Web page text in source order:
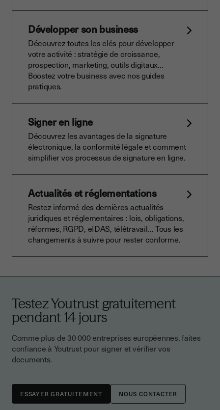
Développer son business
Découvrez toutes les clés pour développer
votre activité : stratégie de croissance,
prospection, marketing, outils digitaux…
Boostez votre business avec nos guides
pratiques.
Signer en ligne
Découvrez les avantages de la signature
électronique, la conformité légale et comment
simplifier vos processus de signature en ligne.
Actualités et réglementations
Restez informé des dernières actualités
juridiques et réglementaires : lois, obligations,
réformes, RGPD, eIDAS, télétravail… Tous les
changements à suivre pour rester conforme.
Testez Youtrust gratuitement
pendant 14 jours
Comme plus de 30 000 entreprises européennes, faites
confiance à Youtrust pour signer et vérifier vos
documents.
NOUS CONTACTER